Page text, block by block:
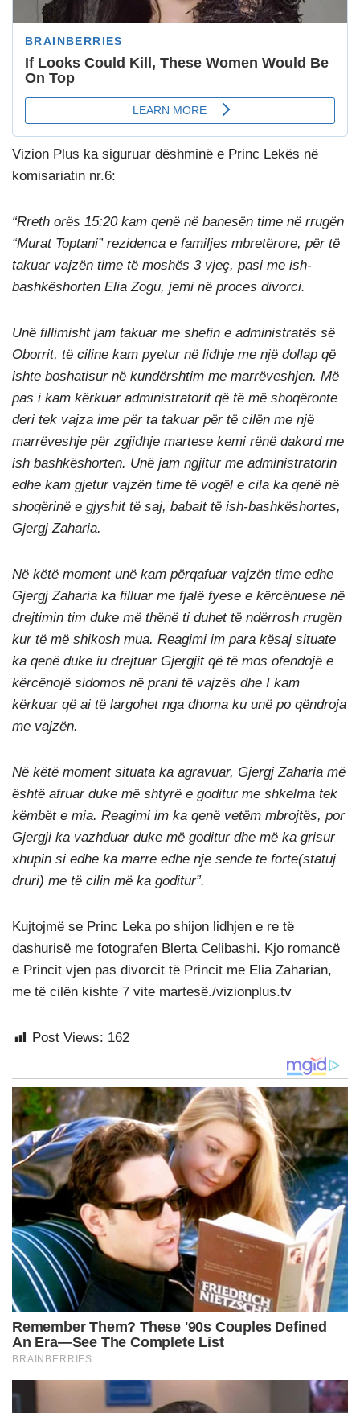
Vizion Plus ka siguruar dëshminë e Princ Lekës në
komisariatin nr.6:
“Rreth orës 15:20 kam qenë në banesën time në rrugën
“Murat Toptani” rezidenca e familjes mbretërore, për të
takuar vajzën time të moshës 3 vjeç, pasi me ish-
bashkëshorten Elia Zogu, jemi në proces divorci.
Unë fillimisht jam takuar me shefin e administratës së
Oborrit, të ciline kam pyetur në lidhje me një dollap që
ishte boshatisur në kundërshtim me marrëveshjen. Më
pas i kam kërkuar administratorit që të më shoqëronte
deri tek vajza ime për ta takuar për të cilën me një
marrëveshje për zgjidhje martese kemi rënë dakord me
ish bashkëshorten. Unë jam ngjitur me administratorin
edhe kam gjetur vajzën time të vogël e cila ka qenë në
shoqërinë e gjyshit të saj, babait të ish-bashkëshortes,
Gjergj Zaharia.
Në këtë moment unë kam përqafuar vajzën time edhe
Gjergj Zaharia ka filluar me fjalë fyese e kërcënuese në
drejtimin tim duke më thënë ti duhet të ndërrosh rrugën
kur të më shikosh mua. Reagimi im para kësaj situate
ka qenë duke iu drejtuar Gjergjit që të mos ofendojë e
kërcënojë sidomos në prani të vajzës dhe I kam
kërkuar që ai të largohet nga dhoma ku unë po qëndroja
me vajzën.
Në këtë moment situata ka agravuar, Gjergj Zaharia më
është afruar duke më shtyrë e goditur me shkelma tek
këmbët e mia. Reagimi im ka qenë vetëm mbrojtës, por
Gjergji ka vazhduar duke më goditur dhe më ka grisur
xhupin si edhe ka marre edhe nje sende te forte(statuj
druri) me të cilin më ka goditur”.
Kujtojmë se Princ Leka po shijon lidhjen e re të
dashurisë me fotografen Blerta Celibashi. Kjo romancë
e Princit vjen pas divorcit të Princit me Elia Zaharian,
me të cilën kishte 7 vite martesë./vizionplus.tv
Post Views: 162